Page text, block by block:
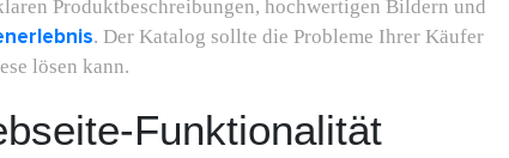
Produktbeschreibungen, hochwertigen Bildern und
. Der Katalog sollte die Probleme Ihrer Käufer
lösen kann.
Funktionalität